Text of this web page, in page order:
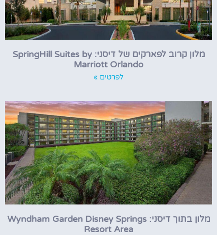
מלון קרוב לפארקים של דיסני: SpringHill Suites by
Marriott Orlando
לפרטים »
מלון בתוך דיסני: Wyndham Garden Disney Springs
Resort Area